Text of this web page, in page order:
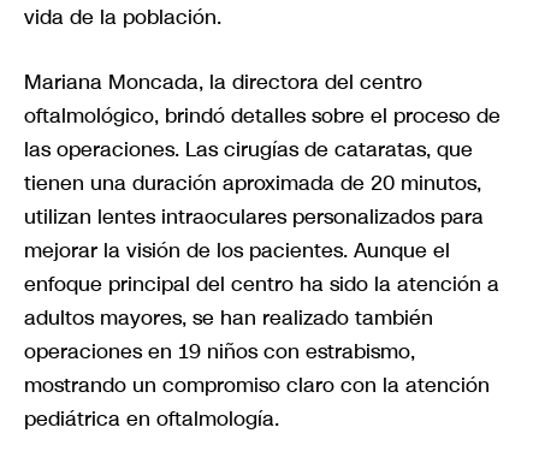
vida de la población.
Mariana Moncada, la directora del centro
oftalmológico, brindó detalles sobre el proceso de
las operaciones. Las cirugías de cataratas, que
tienen una duración aproximada de 20 minutos,
utilizan lentes intraoculares personalizados para
mejorar la visión de los pacientes. Aunque el
enfoque principal del centro ha sido la atención a
adultos mayores, se han realizado también
operaciones en 19 niños con estrabismo,
mostrando un compromiso claro con la atención
pediátrica en oftalmología.